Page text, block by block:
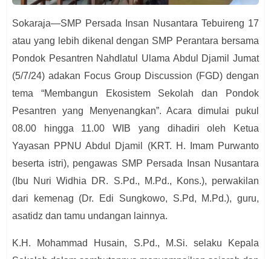
Sokaraja—SMP Persada Insan Nusantara Tebuireng 17
atau yang lebih dikenal dengan SMP Perantara bersama
Pondok Pesantren Nahdlatul Ulama Abdul Djamil Jumat
(5/7/24) adakan Focus Group Discussion (FGD) dengan
tema “Membangun Ekosistem Sekolah dan Pondok
Pesantren yang Menyenangkan”. Acara dimulai pukul
08.00 hingga 11.00 WIB yang dihadiri oleh Ketua
Yayasan PPNU Abdul Djamil (KRT. H. Imam Purwanto
beserta istri), pengawas SMP Persada Insan Nusantara
(Ibu Nuri Widhia DR. S.Pd., M.Pd., Kons.), perwakilan
dari kemenag (Dr. Edi Sungkowo, S.Pd, M.Pd.), guru,
asatidz dan tamu undangan lainnya.
K.H. Mohammad Husain, S.Pd., M.Si. selaku Kepala